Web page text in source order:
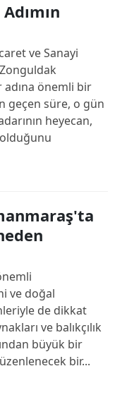
ve Sanayi
Zonguldak
önemli bir
geçen süre, o gün
heyecan,
ve doğal
de dikkat
ve balıkçılık
büyük bir
bir...